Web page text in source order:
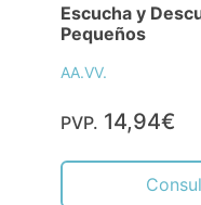
Escucha y
Pequeños
AA.VV.
PVP. 14,94€